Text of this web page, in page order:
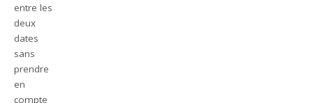
entre les
deux
dates
sans
prendre
en
compte